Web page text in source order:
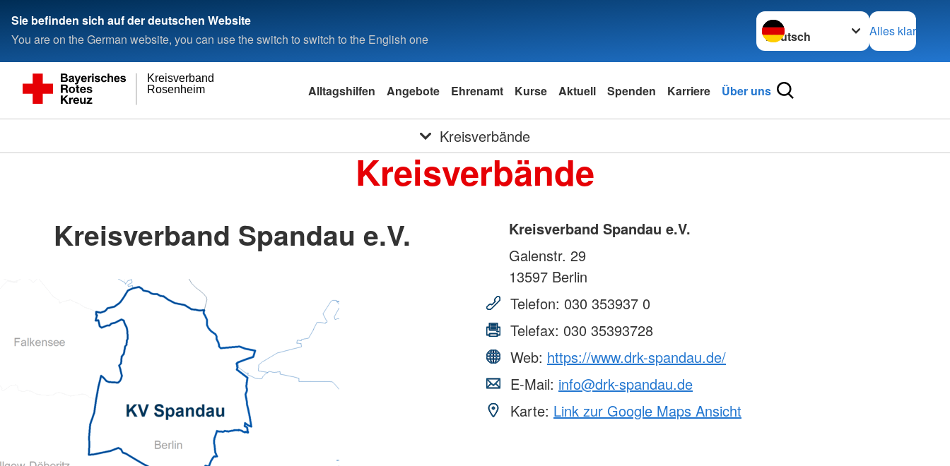
Sie befinden sich auf der deutschen Website
You are on the German website, you can use the switch to switch to the English one
Sprache wechseln zu
Alles klar
Rosenheim
Kreisverband
Alltagshilfen Angebote Ehrenamt Kurse Aktuell Spenden Karriere Über uns
Kreisverbände
Kreisverbände
Kreisverband Spandau e.V.
Kreisverband Spandau e.V.
Galenstr. 29
13597 Berlin
Telefon: 030 353937 0
Telefax: 030 35393728
Web: https://www.drk-spandau.de/
E-Mail: info@drk-spandau.de
Karte: Link zur Google Maps Ansicht